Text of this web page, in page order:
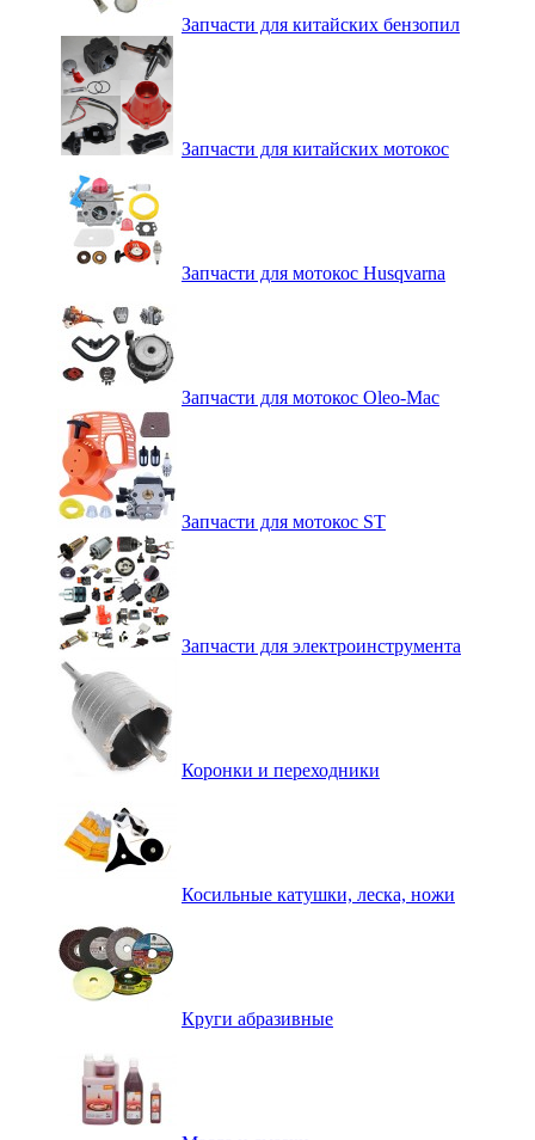
Запчасти для китайских бензопил
Запчасти для китайских мотокос
Запчасти для мотокос Husqvarna
Запчасти для мотокос Oleo-Mac
Запчасти для мотокос ST
Запчасти для электроинструмента
Коронки и переходники
Косильные катушки, леска, ножи
Круги абразивные